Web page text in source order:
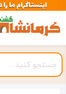
صفحه
اصلی
کرمانشاه
شهرستان